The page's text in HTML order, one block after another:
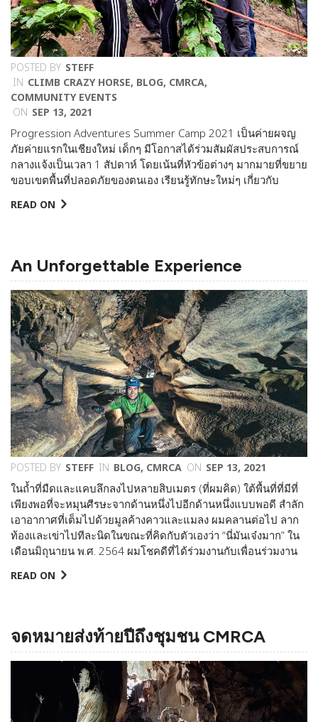
POSTED BY STEFF
IN CLIMB CRAZY HORSE, BLOG, CMRCA,
COMMUNITY EVENTS
ON SEP 13, 2021
Progression Adventures Summer Camp 2021 เป็นค่ายผจญ
ภัยค่ายแรกในเชียงใหม่ เด็กๆ มีโอกาสได้ร่วมสัมผัสประสบการณ์
กลางแจ้งเป็นเวลา 1 สัปดาห์ โดยเน้นที่หัวข้อต่างๆ มากมายที่ขยาย
ขอบเขตพื้นที่ปลอดภัยของตนเอง เรียนรู้ทักษะใหม่ๆ เกี่ยวกับ
READ ON
An Unforgettable Experience
POSTED BY STEFF IN BLOG, CMRCA ON SEP 13, 2021
ในถ้ำที่มืดและแคบลึกลงไปหลายสิบเมตร (ที่ผมคิด) ใต้พื้นที่ที่มีที่
เพียงพอที่จะหมุนศีรษะจากด้านหนึ่งไปอีกด้านหนึ่งแบบพอดี สำลัก
เอาอากาศที่เต็มไปด้วยมูลค้างคาวและแมลง ผมคลานต่อไป ลาก
ท้องและเข่าไปทีละนิดในขณะที่คิดกับตัวเองว่า “นี่มันเจ๋งมาก” ใน
เดือนมิถุนายน พ.ศ. 2564 ผมโชคดีที่ได้ร่วมงานกับเพื่อนร่วมงาน
READ ON
จดหมายส่งท้ายปีถึงชุมชน CMRCA